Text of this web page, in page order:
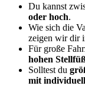
Du kannst
oder hoch.
Wie sich die
zeigen wir dir
Für große
hohen
Solltest du
mit